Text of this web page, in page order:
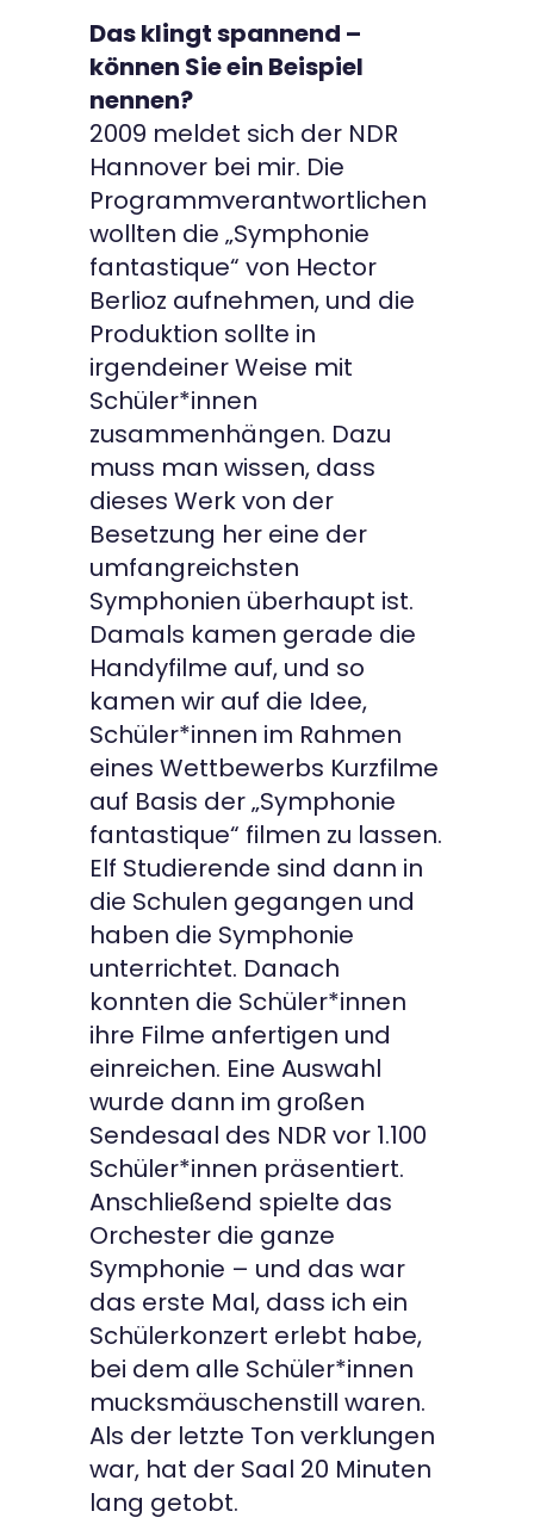
Das klingt spannend –
können Sie ein Beispiel
nennen?
2009 meldet sich der NDR
Hannover bei mir. Die
Programmverantwortlichen
wollten die „Symphonie
fantastique“ von Hector
Berlioz aufnehmen, und die
Produktion sollte in
irgendeiner Weise mit
Schüler*innen
zusammenhängen. Dazu
muss man wissen, dass
dieses Werk von der
Besetzung her eine der
umfangreichsten
Symphonien überhaupt ist.
Damals kamen gerade die
Handyfilme auf, und so
kamen wir auf die Idee,
Schüler*innen im Rahmen
eines Wettbewerbs Kurzfilme
auf Basis der „Symphonie
fantastique“ filmen zu lassen.
Elf Studierende sind dann in
die Schulen gegangen und
haben die Symphonie
unterrichtet. Danach
konnten die Schüler*innen
ihre Filme anfertigen und
einreichen. Eine Auswahl
wurde dann im großen
Sendesaal des NDR vor 1.100
Schüler*innen präsentiert.
Anschließend spielte das
Orchester die ganze
Symphonie – und das war
das erste Mal, dass ich ein
Schülerkonzert erlebt habe,
bei dem alle Schüler*innen
mucksmäuschenstill waren.
Als der letzte Ton verklungen
war, hat der Saal 20 Minuten
lang getobt.